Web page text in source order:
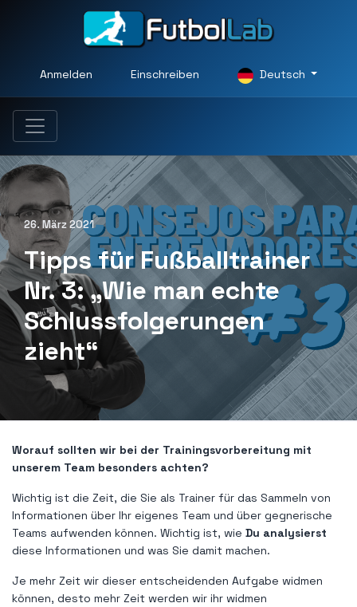
Anmelden Einschreiben Deutsch
26. März 2021
Tipps für Fußballtrainer
Nr. 3: „Wie man echte
Schlussfolgerungen
zieht“
Worauf sollten wir bei der Trainingsvorbereitung mit
unserem Team besonders achten?
Wichtig ist die Zeit, die Sie als Trainer für das Sammeln von
Informationen über Ihr eigenes Team und über gegnerische
Teams aufwenden können. Wichtig ist, wie Du analysierst
diese Informationen und was Sie damit machen.
Je mehr Zeit wir dieser entscheidenden Aufgabe widmen
können, desto mehr Zeit werden wir ihr widmen